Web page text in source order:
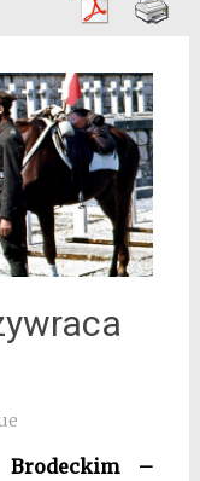
Brodeckim –